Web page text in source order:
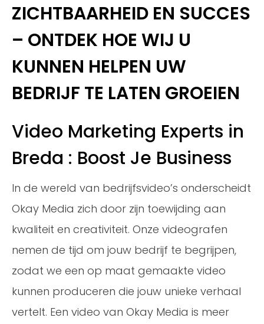
ZICHTBAARHEID EN SUCCES
– ONTDEK HOE WIJ U
KUNNEN HELPEN UW
BEDRIJF TE LATEN GROEIEN
Video Marketing Experts in
Breda : Boost Je Business
In de wereld van bedrijfsvideo’s onderscheidt
Okay Media zich door zijn toewijding aan
kwaliteit en creativiteit. Onze videografen
nemen de tijd om jouw bedrijf te begrijpen,
zodat we een op maat gemaakte video
kunnen produceren die jouw unieke verhaal
vertelt. Een video van Okay Media is meer